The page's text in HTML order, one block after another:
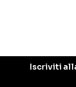
Iscriviti